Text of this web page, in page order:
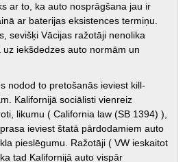
ar to, ka auto nosprāgšana jau ir
ar baterijas eksistences termiņu.
sevišķi Vācijas ražotāji nenolika
iekšdedzes auto normām un
nodod to pretošanās ieviest kill-
Kalifornijā sociālisti vienreiz
likumu ( California law (SB 1394) ),
ieviest štatā pārdodamiem auto
pieslēgumu. Ražotāji ( VW ieskaitot
tad Kalifornijā auto vispār